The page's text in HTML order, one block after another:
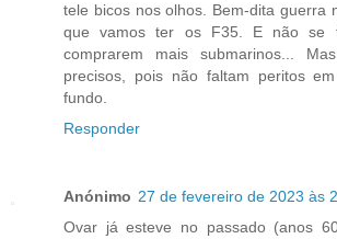
tele bicos nos olhos. Bem-dita guerra
que vamos ter os F35. E não se
comprarem mais submarinos...
precisos, pois não faltam peritos
fundo.
Responder
Anónimo 27 de fevereiro de 2023 às
Ovar já esteve no passado (anos